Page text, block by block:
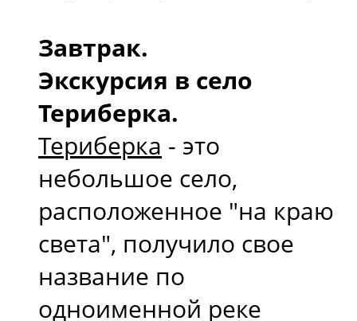
Завтрак.
Экскурсия в село
Териберка.
Териберка - это
небольшое село,
расположенное "на краю
света", получило свое
название по
одноименной реке